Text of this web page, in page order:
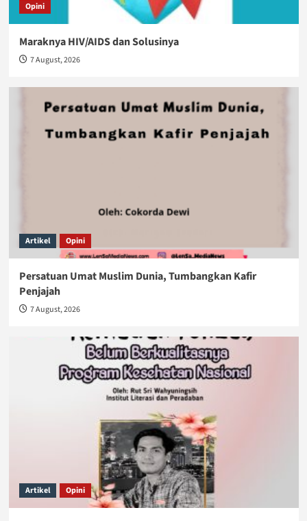
Opini
Maraknya HIV/AIDS dan Solusinya
7 August, 2026
Artikel Opini
Persatuan Umat Muslim Dunia, Tumbangkan Kafir
Penjajah
7 August, 2026
Artikel Opini